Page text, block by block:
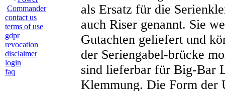
Commander
contact us
terms of use
gdpr
revocation
disclaimer
login
faq
als Ersatz für die
auch Riser genannt. Sie
Gutachten geliefert und
der Seriengabel-brücke
sind lieferbar für Big-Bar
Klemmung. Die Form der